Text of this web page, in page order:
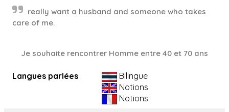
really want a husband and someone who takes
care of me.
Je souhaite rencontrer Homme entre 40 et 70 ans
Langues parlées
Bilingue
Notions
Notions